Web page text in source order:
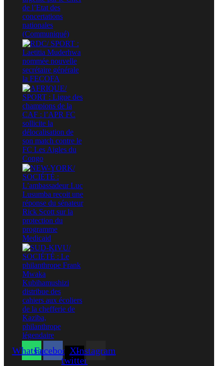
WhatsappFacebookX-
twitter
Instagram